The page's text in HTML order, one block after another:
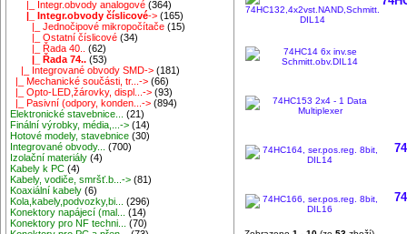
|_ Integr.obvody analogové (364)
|_ Integr.obvody číslicové-> (165)
|_ Jednočipové mikropočítače (15)
|_ Ostatní číslicové (34)
|_ Řada 40..
(62)
|_ Řada 74.. (53)
|_ Integrované obvody SMD-> (181)
|_ Mechanické součásti, tr...-> (66)
|_ Opto-LED,žárovky, displ...-> (93)
|_ Pasivní (odpory, konden...-> (894)
Elektronické stavebnice...
(21)
Finální výrobky, média,...-> (14)
Hotové modely, stavebnice (30)
Integrované obvody...
(700)
Izolační materiály (4)
Kabely k PC (4)
Kabely, vodiče, smršť.b...-> (81)
Koaxiální kabely (6)
Kola,kabely,podvozky,bi...
(296)
Konektory napájecí (mal...
(14)
Konektory pro NF techni...
(70)